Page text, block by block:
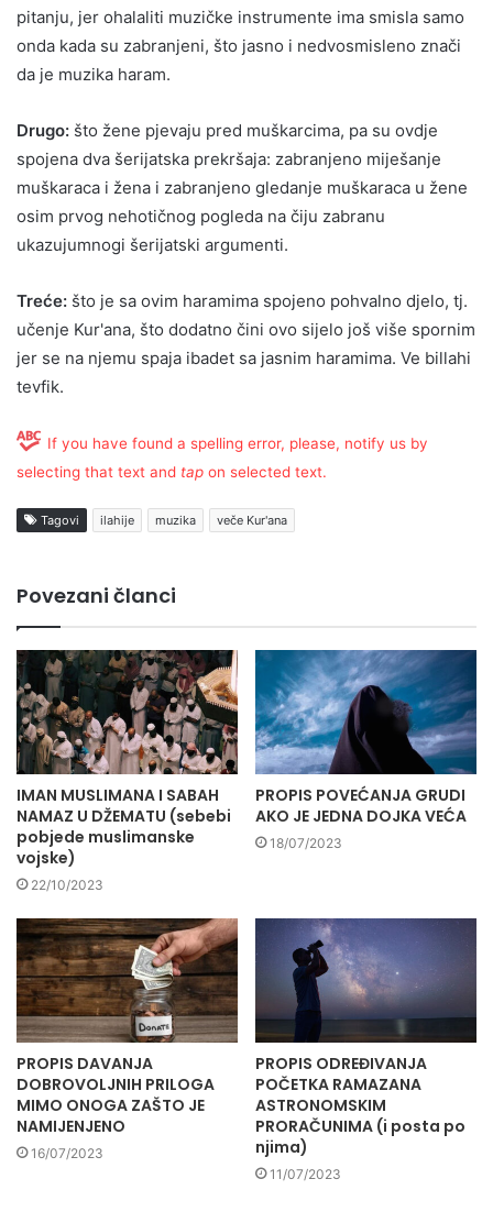
pitanju, jer ohalaliti muzičke instrumente ima smisla samo
onda kada su zabranjeni, što jasno i nedvosmisleno znači
da je muzika haram.
Drugo: što žene pjevaju pred muškarcima, pa su ovdje
spojena dva šerijatska prekršaja: zabranjeno miješanje
muškaraca i žena i zabranjeno gledanje muškaraca u žene
osim prvog nehotičnog pogleda na čiju zabranu
ukazujumnogi šerijatski argumenti.
Treće: što je sa ovim haramima spojeno pohvalno djelo, tj.
učenje Kur'ana, što dodatno čini ovo sijelo još više spornim
jer se na njemu spaja ibadet sa jasnim haramima. Ve billahi
tevfik.
If you have found a spelling error, please, notify us by
selecting that text and tap on selected text.
Tagovi ilahije muzika veče Kur'ana
Povezani članci
IMAN MUSLIMANA I SABAH
NAMAZ U DŽEMATU (sebebi
pobjede muslimanske
vojske)
22/10/2023
PROPIS POVEĆANJA GRUDI
AKO JE JEDNA DOJKA VEĆA
18/07/2023
PROPIS DAVANJA
DOBROVOLJNIH PRILOGA
MIMO ONOGA ZAŠTO JE
NAMIJENJENO
16/07/2023
PROPIS ODREĐIVANJA
POČETKA RAMAZANA
ASTRONOMSKIM
PRORAČUNIMA (i posta po
njima)
11/07/2023